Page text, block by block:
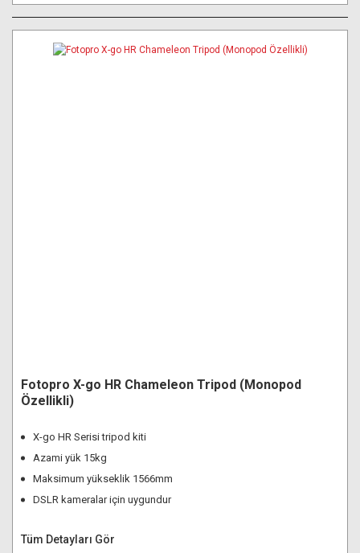
Fotopro X-go HR Chameleon Tripod (Monopod
Özellikli)
X-go HR Serisi tripod kiti
Azami yük 15kg
Maksimum yükseklik 1566mm
DSLR kameralar için uygundur
Tüm Detayları Gör